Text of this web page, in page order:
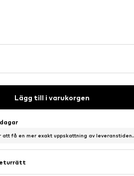
Lägg till i varukorgen
att få en mer exakt uppskattning av leveranstiden.